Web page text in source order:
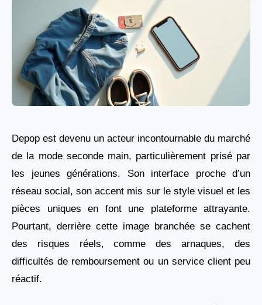
Depop est devenu un acteur incontournable du marché
de la mode seconde main, particulièrement prisé par
les jeunes générations. Son interface proche d’un
réseau social, son accent mis sur le style visuel et les
pièces uniques en font une plateforme attrayante.
Pourtant, derrière cette image branchée se cachent
des risques réels, comme des arnaques, des
difficultés de remboursement ou un service client peu
réactif.